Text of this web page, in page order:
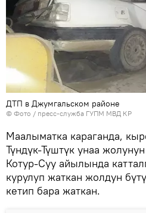
ДТП в Джумгальском районе
© Фото / пресс-служба ГУПМ МВД КР
Маалыматка караганда,
Түндүк-Түштүк унаа
Котур-Суу айылында
курулуп жаткан жолдун
кетип бара жаткан.